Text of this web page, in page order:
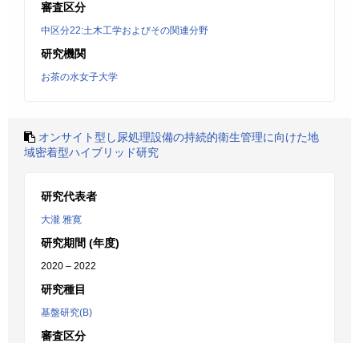
審査区分
中区分22:土木工学およびその関連分野
研究機関
お茶の水女子大学
オンサイト型し尿処理設備の持続的衛生管理に向けた地
域密着型ハイブリッド研究
研究代表者
大瀧 雅寛
研究期間 (年度)
2020 – 2022
研究種目
基盤研究(B)
審査区分